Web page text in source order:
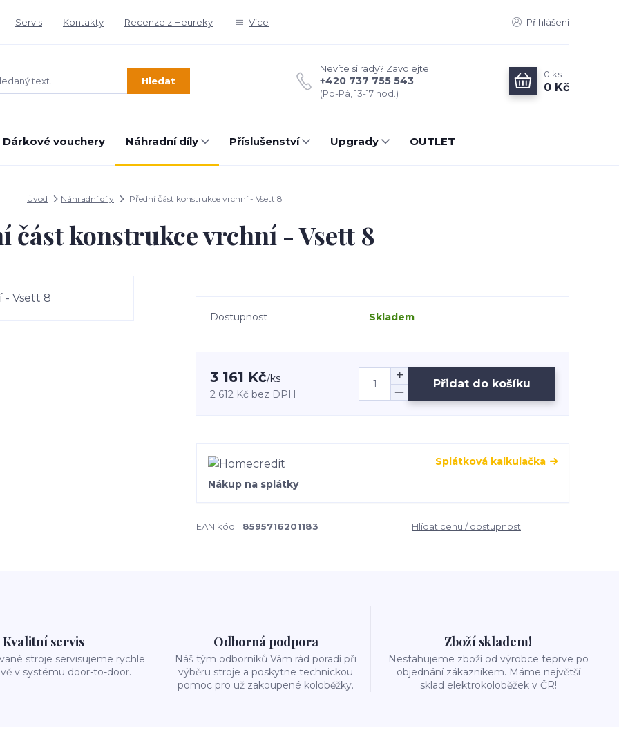
Servis Kontakty Recenze z Heureky Více Přihlášení
Hledat
Nevíte si rady? Zavolejte.
+420 737 755 543
(Po-Pá, 13-17 hod.)
0 ks
0 Kč
Dárkové vouchery Náhradní díly Příslušenství Upgrady OUTLET
Úvod Náhradní díly Přední část konstrukce vrchní - Vsett 8
část konstrukce vrchní - Vsett 8
Dostupnost Skladem
3 161 Kč/ks
2 612 Kč bez DPH
Přidat do košíku
Splátková kalkulačka
Nákup na splátky
EAN kód: 8595716201183 Hlídat cenu / dostupnost
Kvalitní servis
stroje servisujeme rychle
v systému door-to-door.
Odborná podpora
Náš tým odborníků Vám rád poradí při
výběru stroje a poskytne technickou
pomoc pro už zakoupené koloběžky.
Zboží skladem!
Nestahujeme zboží od výrobce teprve po
objednání zákazníkem. Máme největší
sklad elektrokoloběžek v ČR!